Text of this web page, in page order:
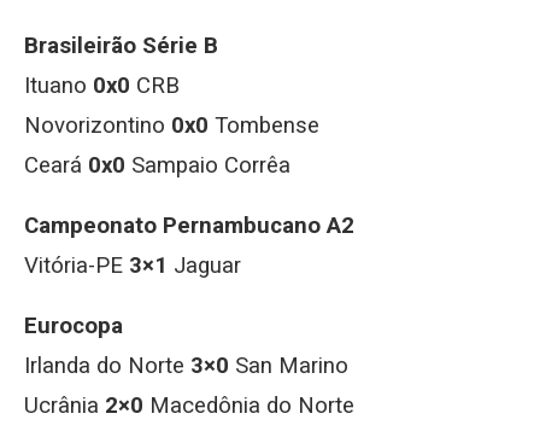
Brasileirão Série B
Ituano 0x0 CRB
Novorizontino 0x0 Tombense
Ceará 0x0 Sampaio Corrêa
Campeonato Pernambucano A2
Vitória-PE 3×1 Jaguar
Eurocopa
Irlanda do Norte 3×0 San Marino
Ucrânia 2×0 Macedônia do Norte